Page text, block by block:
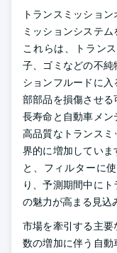
トランスミッショ
ミッションシステム
これらは、トラン
子、ゴミなどの不
ションフルードに
部部品を損傷させ
長寿命と自動車メン
高品質なトランス
界的に増加してい
と、フィルターに
り、予測期間中に
の魅力が高まる見込
市場を牽引する主
数の増加に伴う自